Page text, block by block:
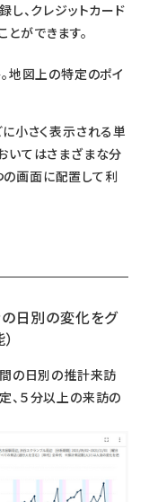
し、クレジットカード
ができます。
地図上の特定のポイ
小さく表示される単
いてはさまざまな分
の画面に配置して利
の日別の変化をグ
の日別の推計来訪
、５分以上の来訪の